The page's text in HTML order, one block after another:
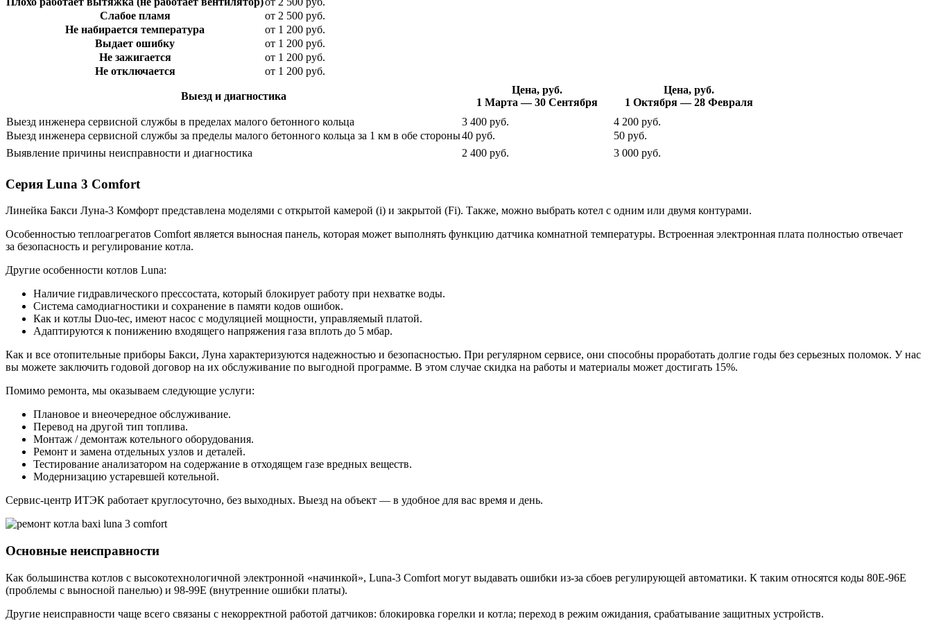
Слабое пламя
от 2 500 руб.
Не набирается температура
от 1 200 руб.
Выдает ошибку
от 1 200 руб.
Не зажигается
от 1 200 руб.
Не отключается
от 1 200 руб.
Выезд и диагностика
Цена, руб.
1 Марта — 30 Сентября
Цена, руб.
1 Октября — 28 Февраля
Выезд инженера сервисной службы в пределах малого бетонного кольца
3 400 руб.
4 200 руб.
Выезд инженера сервисной службы за пределы малого бетонного кольца за 1 км в обе стороны40 руб.
50 руб.
Выявление причины неисправности и диагностика
2 400 руб. 3 000 руб.
Серия Luna 3 Comfort
Линейка Бакси Луна-3 Комфорт представлена моделями с открытой камерой (i) и закрытой (Fi). Также, можно выбрать котел с одним или двумя контурами.
Особенностью теплоагрегатов Comfort является выносная панель, которая может выполнять функцию датчика комнатной температуры. Встроенная электронная плата полностью отвечает
за безопасность и регулирование котла.
Другие особенности котлов Luna:
Наличие гидравлического прессостата, который блокирует работу при нехватке воды.
Система самодиагностики и сохранение в памяти кодов ошибок.
Как и котлы Duo-tec, имеют насос с модуляцией мощности, управляемый платой.
Адаптируются к понижению входящего напряжения газа вплоть до 5 мбар.
Как и все отопительные приборы Бакси, Луна характеризуются надежностью и безопасностью. При регулярном сервисе, они способны проработать долгие годы без серьезных поломок. У нас
вы можете заключить годовой договор на их обслуживание по выгодной программе. В этом случае скидка на работы и материалы может достигать 15%.
Помимо ремонта, мы оказываем следующие услуги:
Плановое и внеочередное обслуживание.
Перевод на другой тип топлива.
Монтаж / демонтаж котельного оборудования.
Ремонт и замена отдельных узлов и деталей.
Тестирование анализатором на содержание в отходящем газе вредных веществ.
Модернизацию устаревшей котельной.
Сервис-центр ИТЭК работает круглосуточно, без выходных. Выезд на объект — в удобное для вас время и день.
Основные неисправности
Как большинства котлов с высокотехнологичной электронной «начинкой», Luna-3 Comfort могут выдавать ошибки из-за сбоев регулирующей автоматики. К таким относятся коды 80Е-96Е
(проблемы с выносной панелью) и 98-99Е (внутренние ошибки платы).
Другие неисправности чаще всего связаны с некорректной работой датчиков: блокировка горелки и котла; переход в режим ожидания, срабатывание защитных устройств.